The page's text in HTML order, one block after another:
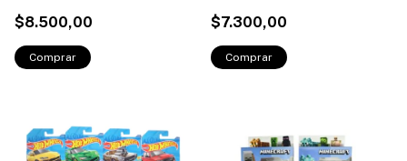
$8.500,00 $7.300,00